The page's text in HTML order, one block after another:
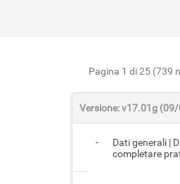
Pagina 1 di 25 (739
Versione: v17.01g
-
Dati generali |
completare